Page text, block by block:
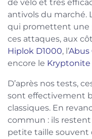
de vélo et très
antivols du marché.
qui promettent une
ces attaques, aux
Hiplok D1000, l’Abus
encore le Kryptonite
D’après nos tests,
sont effectivement
classiques. En
commun : ils
petite taille souvent